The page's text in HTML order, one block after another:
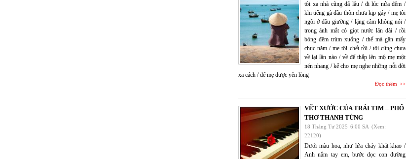
tôi xa nhà cũng đã lâu / đi lúc nửa đêm /
khi tiếng gà đầu thôn chưa kịp gáy / mẹ tôi
ngồi ở đầu giường / lặng câm không nói /
trong ánh mắt có giọt nước lăn dài / rồi
bóng đêm trùm xuống / thế mà gần mấy
chục năm / mẹ tôi chết rồi / tôi cũng chưa
về lại lần nào / về để thắp lên mộ mẹ một
nén nhang / kể cho mẹ nghe những nỗi đời
xa cách / để mẹ được yên lòng
Đọc thêm
VẾT XƯỚC CỦA TRÁI TIM – PHỔ
THƠ THANH TÙNG
18 Tháng Tư 2025 6:00 SA (Xem:
22120)
Dưới màu hoa, như lửa cháy khát khao /
Anh nắm tay em, bước dọc con đường